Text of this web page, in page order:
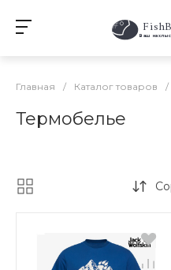
Ваш
Главная / Каталог товаров /
Термобелье